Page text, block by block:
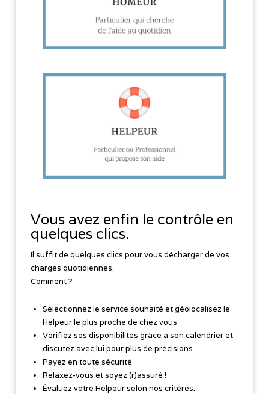
Vous avez enfin le contrôle en
quelques clics.
Il suffit de quelques clics pour vous décharger de vos
charges quotidiennes.
Comment ?
Sélectionnez le service souhaité et géolocalisez le
Helpeur le plus proche de chez vous
Vérifiez ses disponibilités grâce à son calendrier et
discutez avec lui pour plus de précisions
Payez en toute sécurité
Relaxez-vous et soyez (r)assuré !
Évaluez votre Helpeur selon nos critères.